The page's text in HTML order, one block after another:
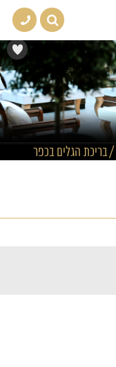
/בריכת הגלים בכפר